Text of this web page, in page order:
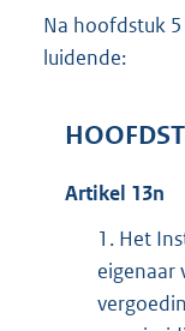
Na hoofdstuk
luidende:
Artikel 13n
1. Het
eigenaar